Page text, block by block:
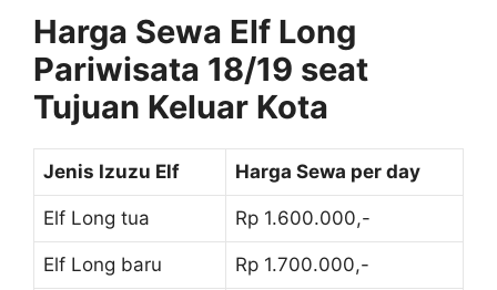
Harga Sewa Elf Long
Pariwisata 18/19 seat
Tujuan Keluar Kota
Jenis Izuzu Elf Harga Sewa per day
Elf Long tua Rp 1.600.000,-
Elf Long baru Rp 1.700.000,-